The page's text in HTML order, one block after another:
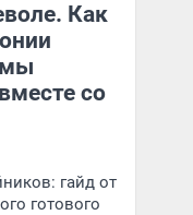
Как
со
гайд от
готового